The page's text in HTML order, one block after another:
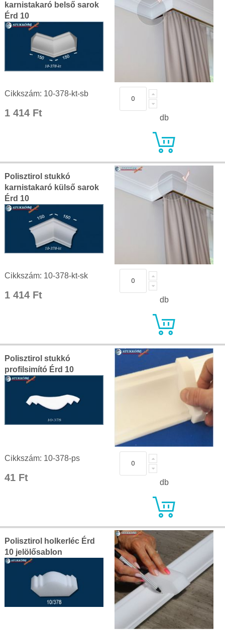
karnistakaró belső sarok
Érd 10
Cikkszám: 10-378-kt-sb
1 414 Ft db
Polisztirol stukkó
karnistakaró külső sarok
Érd 10
Cikkszám: 10-378-kt-sk
1 414 Ft db
Polisztirol stukkó
profilsimító Érd 10
Cikkszám: 10-378-ps
41 Ft db
Polisztirol holkerléc Érd
10 jelölősablon